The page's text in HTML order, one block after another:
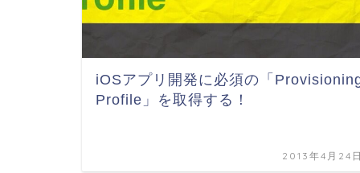
iOSアプリ開発に必須の「
Profile」を取得する！
2013年4月24日